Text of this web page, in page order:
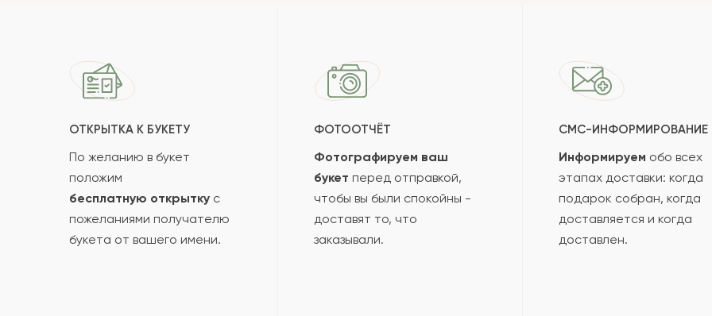
ОТКРЫТКА К БУКЕТУ
По желанию в букет
положим
бесплатную открытку с
пожеланиями получателю
букета от вашего имени.
ФОТООТЧЁТ
Фотографируем ваш
букет перед отправкой,
чтобы вы были спокойны -
доставят то, что
заказывали.
СМС-ИНФОРМИРОВАНИЕ
Информируем обо всех
этапах доставки: когда
подарок собран, когда
доставляется и когда
доставлен.